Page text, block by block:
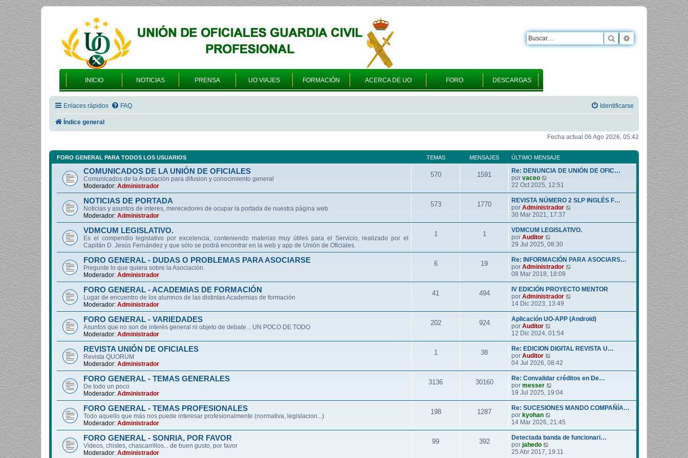
INICIO NOTICIAS PRENSA UO VIAJES FORMACIÓN ACERCA DE UO FORO DESCARGAS
Buscar Búsqueda
Enlaces rápidos FAQ Identificarse
Índice general
Fecha actual 06 Ago 2026, 05:42
FORO GENERAL PARA TODOS LOS USUARIOS TEMAS MENSAJES ÚLTIMO MENSAJE
COMUNICADOS DE LA UNIÓN DE OFICIALES
Comunicados de la Asociación para difusion y conocimiento general
Moderador: Administrador
570 1591
Re: DENUNCIA DE UNIÓN DE OFIC…
por vaceo
e
r
ú
l
m
o
m
n
s
a
j
e
22 Oct 2025, 12:51
NOTICIAS DE PORTADA
Noticias y asuntos de interes, merecedores de ocupar la portada de nuestra página web
Moderador: Administrador
573 1770
REVISTA NÚMERO 2 SLP INGLÉS F…
por Administrador
r
ú
m
n
s
e
30 Mar 2021, 17:37
VDMCUM LEGISLATIVO.
Es el compendio legislativo por excelencia, conteniendo materias muy útiles para el Servicio, realizado por el
Capitán D. Jesús Fernández y que sólo se podrá encontrar en la web y app de Unión de Oficiales.
1 1
VDMCUM LEGISLATIVO.
por Auditor
e
r
ú
l
t
m
o
m
n
s
a
j
e
29 Jul 2025, 08:30
FORO GENERAL - DUDAS O PROBLEMAS PARA ASOCIARSE
Pregunte lo que quiera sobre la Asociación.
Moderador: Administrador
6 19
Re: INFORMACIÓN PARA ASOCIARS…
por Administrador
r
ú
m
n
s
e
08 Mar 2018, 18:09
FORO GENERAL - ACADEMIAS DE FORMACIÓN
Lugar de encuentro de los alumnos de las distintas Academias de formación
Moderador: Administrador
41 494
IV EDICIÓN PROYECTO MENTOR
por Administrador
r
ú
m
n
s
e
14 Dic 2023, 13:49
FORO GENERAL - VARIEDADES
Asuntos que no son de interés general ni objeto de debate... UN POCO DE TODO
Moderador: Administrador
202 924
Aplicación UO-APP (Android)
por Auditor
e
r
ú
t
m
o
m
n
s
a
j
12 Dic 2024, 01:54
REVISTA UNIÓN DE OFICIALES
Revista QUORUM
Moderador: Administrador
1 38
Re: EDICION DIGITAL REVISTA U…
por Auditor
e
r
ú
l
t
m
m
s
a
j
04 Jul 2026, 08:42
FORO GENERAL - TEMAS GENERALES
De todo un poco
Moderador: Administrador
3136 30160
Re: Convalidar créditos en De…
por messer
e
r
ú
t
m
m
19 Jul 2025, 19:04
FORO GENERAL - TEMAS PROFESIONALES
Todo aquello que más nos puede interesar profesionalmente (normativa, legislacion...)
Moderador: Administrador
198 1287
Re: SUCESIONES MANDO COMPAÑÍA…
por kyohan
e
r
ú
t
14 Mar 2026, 21:45
FORO GENERAL - SONRIA, POR FAVOR
Videos, chistes, chascarrillos... de buen gusto, por favor
Moderador: Administrador
99 392
Detectada banda de funcionari…
por jahedo
e
25 Abr 2017, 19:11